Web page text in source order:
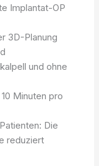
Implantat-OP
3D-Planung
und ohne
Minuten pro
Die
reduziert